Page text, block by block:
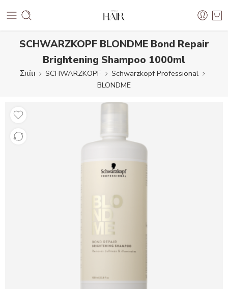
SCHWARZKOPF BLONDME Bond Repair
Brightening Shampoo 1000ml
Σπίτι SCHWARZKOPF
Schwarzkopf Professional
BLONDME